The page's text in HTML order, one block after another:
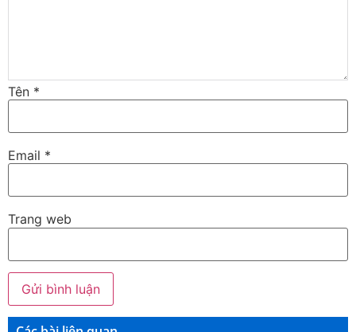
Tên *
Email *
Trang web